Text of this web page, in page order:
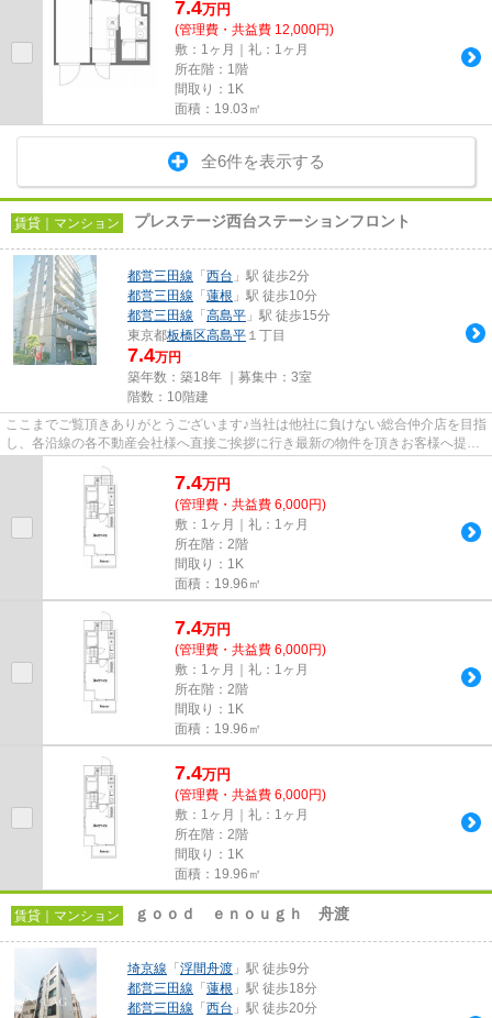
7.4万円
(管理費・共益費 12,000円)
敷：1ヶ月｜礼：1ヶ月
所在階：1階
間取り：1K
面積：19.03㎡
全6件を表示する
賃貸｜マンション プレステージ西台ステーションフロント
都営三田線 「 西台 」駅 徒歩2分
都営三田線 「 蓮根 」駅 徒歩10分
都営三田線 「 高島平 」駅 徒歩15分
東京都板橋区高島平 １丁目
7.4万円
築年数：築18年 ｜募集中： 3室
階数：10階建
ここまでご覧頂きありがとうございます♪当社は他社に負けない総合仲介店を目指
し、各沿線の各不動産会社様へ直接ご挨拶に行き最新の物件を頂きお客様へ提供
7.4万円
(管理費・共益費 6,000円)
敷：1ヶ月｜礼：1ヶ月
所在階：2階
間取り：1K
面積：19.96㎡
7.4万円
(管理費・共益費 6,000円)
敷：1ヶ月｜礼：1ヶ月
所在階：2階
間取り：1K
面積：19.96㎡
7.4万円
(管理費・共益費 6,000円)
敷：1ヶ月｜礼：1ヶ月
所在階：2階
間取り：1K
面積：19.96㎡
賃貸｜マンション ｇｏｏｄ ｅｎｏｕｇｈ 舟渡
埼京線 「 浮間舟渡 」駅 徒歩9分
都営三田線 「 蓮根 」駅 徒歩18分
都営三田線 「 西台 」駅 徒歩20分